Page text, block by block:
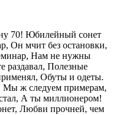
70! Юбилейный сонет
Он мчит без остановки,
Нам не нужны
раздавал, Полезные
Обуты и одеты.
Мы ж следуем примерам,
А ты миллионером!
Любви прочней, чем